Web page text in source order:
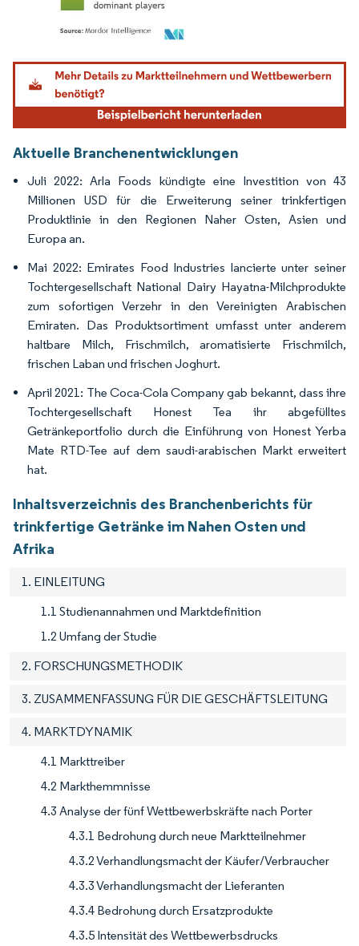
Bild © Mordor Intelligence. Wiederverwendung erfordert Namensnennung gemäß
Aktuelle Branchenentwicklungen
Juli 2022: Arla Foods kündigte eine Investition von 43
Millionen USD für die Erweiterung seiner trinkfertigen
Produktlinie in den Regionen Naher Osten, Asien und
Europa an.
Mai 2022: Emirates Food Industries lancierte unter seiner
Tochtergesellschaft National Dairy Hayatna-Milchprodukte
zum sofortigen Verzehr in den Vereinigten Arabischen
Emiraten. Das Produktsortiment umfasst unter anderem
haltbare Milch, Frischmilch, aromatisierte Frischmilch,
frischen Laban und frischen Joghurt.
April 2021: The Coca-Cola Company gab bekannt, dass ihre
Tochtergesellschaft Honest Tea ihr abgefülltes
Getränkeportfolio durch die Einführung von Honest Yerba
Mate RTD-Tee auf dem saudi-arabischen Markt erweitert
hat.
Inhaltsverzeichnis des Branchenberichts für
trinkfertige Getränke im Nahen Osten und
Afrika
1. EINLEITUNG
1.1 Studienannahmen und Marktdefinition
1.2 Umfang der Studie
2. FORSCHUNGSMETHODIK
3. ZUSAMMENFASSUNG FÜR DIE GESCHÄFTSLEITUNG
4. MARKTDYNAMIK
4.1 Markttreiber
4.2 Markthemmnisse
4.3 Analyse der fünf Wettbewerbskräfte nach Porter
4.3.1 Bedrohung durch neue Marktteilnehmer
4.3.2 Verhandlungsmacht der Käufer/Verbraucher
4.3.3 Verhandlungsmacht der Lieferanten
4.3.4 Bedrohung durch Ersatzprodukte
4.3.5 Intensität des Wettbewerbsdrucks